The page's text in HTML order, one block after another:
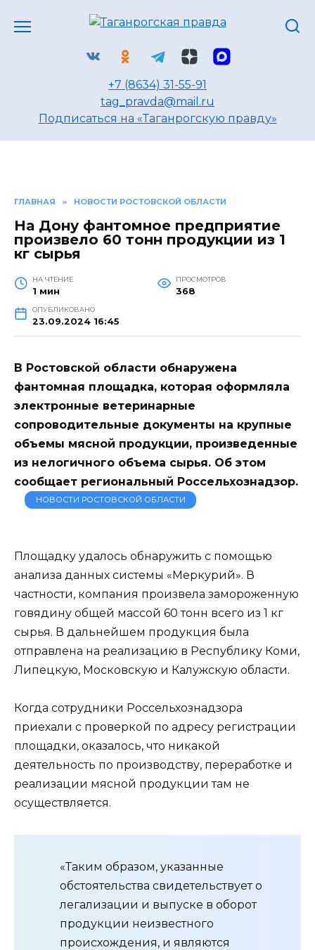
+7 (8634) 31-55-91
tag_pravda@mail.ru
Подписаться на «Таганрогскую правду»
ГЛАВНАЯ » НОВОСТИ РОСТОВСКОЙ ОБЛАСТИ
На Дону фантомное предприятие
произвело 60 тонн продукции из 1
кг сырья
НА ЧТЕНИЕ
1 мин
ПРОСМОТРОВ
368
ОПУБЛИКОВАНО
23.09.2024 16:45
В Ростовской области обнаружена
фантомная площадка, которая оформляла
электронные ветеринарные
сопроводительные документы на крупные
объемы мясной продукции, произведенные
из нелогичного объема сырья. Об этом
сообщает региональный Россельхознадзор.
НОВОСТИ РОСТОВСКОЙ ОБЛАСТИ
Площадку удалось обнаружить с помощью
анализа данных системы «Меркурий». В
частности, компания произвела замороженную
говядину общей массой 60 тонн всего из 1 кг
сырья. В дальнейшем продукция была
отправлена на реализацию в Республику Коми,
Липецкую, Московскую и Калужскую области.
Когда сотрудники Россельхознадзора
приехали с проверкой по адресу регистрации
площадки, оказалось, что никакой
деятельность по производству, переработке и
реализации мясной продукции там не
осуществляется.
«Таким образом, указанные
обстоятельства свидетельствует о
легализации и выпуске в оборот
продукции неизвестного
происхождения, и являются